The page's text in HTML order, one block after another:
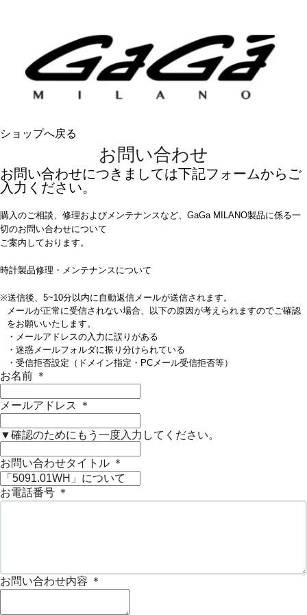
ショップへ戻る
お問い合わせ
お問い合わせにつきましては下記フォームからご
入力ください。
購入のご相談、修理およびメンテナンスなど、GaGa MILANO製品に係る一
切のお問い合わせについて
ご案内しております。
時計製品修理・メンテナンスについて
※送信後、5~10分以内に自動返信メールが送信されます。
メールが正常に受信されない場合、以下の原因が考えられますのでご確認
をお願いいたします。
・メールアドレスの入力に誤りがある
・迷惑メールフォルダに振り分けられている
・受信拒否設定（ドメイン指定・PCメール受信拒否等）
お名前 ＊
メールアドレス ＊
▼確認のためにもう一度入力してください。
お問い合わせタイトル ＊
お電話番号 ＊
お問い合わせ内容 ＊